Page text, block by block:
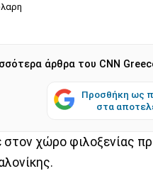
άρθρα του CNN
Προσθήκη ως
στα
στον χώρο φιλοξενίας